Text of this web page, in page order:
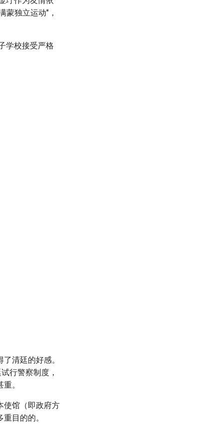
蒙独立运动"，
学校接受严格
清廷的好感。
行警察制度，
。
使馆（即政府方
目的的。